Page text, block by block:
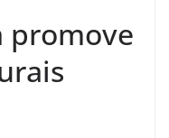
promove